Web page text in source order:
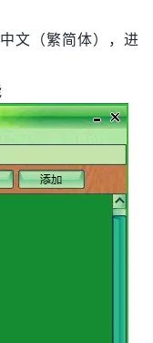
文（繁简体），进